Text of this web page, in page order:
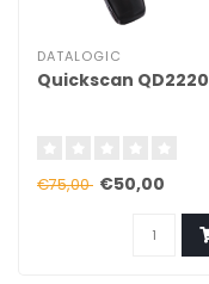
DATALOGIC
Quickscan QD2220
€75,00 €50,00